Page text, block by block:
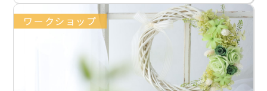
ワークショップ